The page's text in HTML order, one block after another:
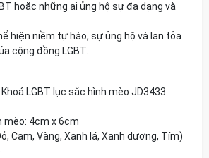
hoặc những ai ủng hộ sự đa dạng và
hiện niềm tự hào, sự ủng hộ và lan tỏa
cộng đồng LGBT.
LGBT lục sắc hình mèo JD3433
mèo: 4cm x 6cm
Cam, Vàng, Xanh lá, Xanh dương, Tím)